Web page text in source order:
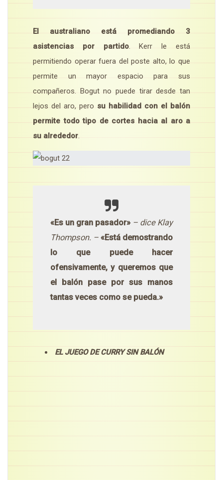
El australiano está promediando 3
asistencias por partido. Kerr le está
permitiendo operar fuera del poste alto, lo que
permite un mayor espacio para sus
compañeros. Bogut no puede tirar desde tan
lejos del aro, pero su habilidad con el balón
permite todo tipo de cortes hacia al aro a
su alrededor.
«Es un gran pasador» – dice Klay
Thompson. – «Está demostrando
lo que puede hacer
ofensivamente, y queremos que
el balón pase por sus manos
tantas veces como se pueda.»
EL JUEGO DE CURRY SIN BALÓN